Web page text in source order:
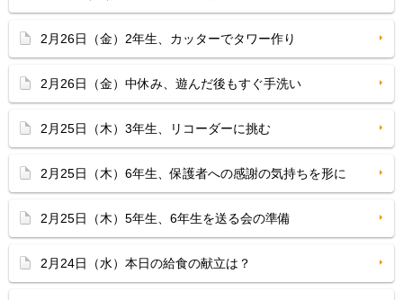
2月26日（金）2年生、カッターでタワー作り
2月26日（金）中休み、遊んだ後もすぐ手洗い
2月25日（木）3年生、リコーダーに挑む
2月25日（木）6年生、保護者への感謝の気持ちを形に
2月25日（木）5年生、6年生を送る会の準備
2月24日（水）本日の給食の献立は？